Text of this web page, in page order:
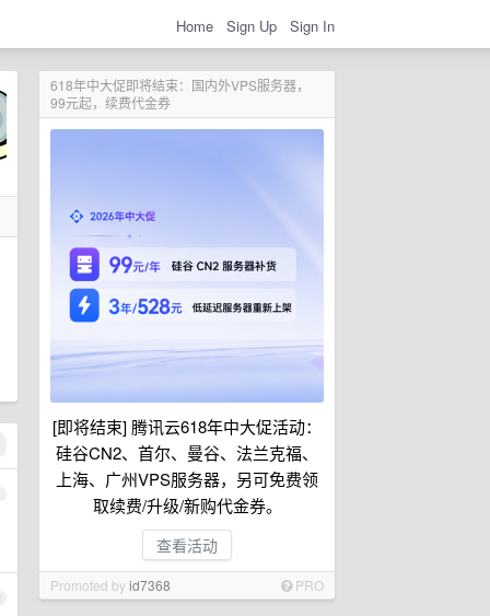
Home Sign Up Sign In
618年中大促即将结束：国内外VPS服务器，
99元起，续费代金券
[即将结束] 腾讯云618年中大促活动：
硅谷CN2、首尔、曼谷、法兰克福、
上海、广州VPS服务器，另可免费领
取续费/升级/新购代金券。
查看活动
Promoted byid7368 PRO